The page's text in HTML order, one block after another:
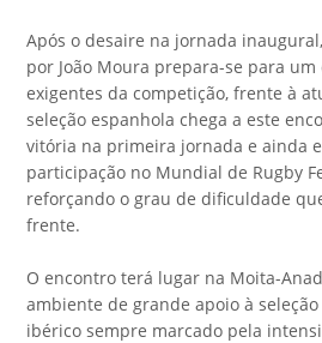
Após o desaire na jornada
por João Moura prepara-se para um
exigentes da competição, frente à
seleção espanhola chega a este
vitória na primeira jornada e ainda
participação no Mundial de Rugby
reforçando o grau de dificuldade
frente.
O encontro terá lugar na Moita-
ambiente de grande apoio à
ibérico sempre marcado pela